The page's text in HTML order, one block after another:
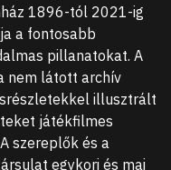
1896-tól 2021-ig
a fontosabb
pillanatokat. A
nem látott archív
illusztrált
játékfilmes
szereplők és a
egykori és mai